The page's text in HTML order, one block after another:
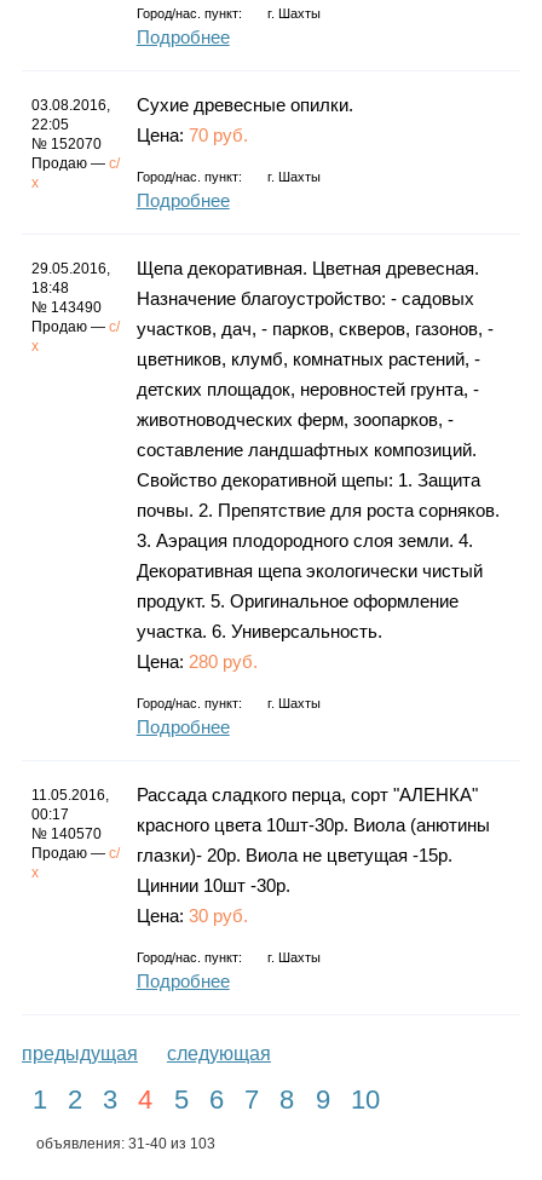
Город/нас. пункт: г. Шахты
Подробнее
03.08.2016,
22:05
№ 152070
Продаю —с/
х
Сухие древесные опилки.
Цена: 70 руб.
Город/нас. пункт: г. Шахты
Подробнее
29.05.2016,
18:48
№ 143490
Продаю —с/
х
Щепа декоративная. Цветная древесная.
Назначение благоустройство: - садовых
участков, дач, - парков, скверов, газонов, -
цветников, клумб, комнатных растений, -
детских площадок, неровностей грунта, -
животноводческих ферм, зоопарков, -
составление ландшафтных композиций.
Свойство декоративной щепы: 1. Защита
почвы. 2. Препятствие для роста сорняков.
3. Аэрация плодородного слоя земли. 4.
Декоративная щепа экологически чистый
продукт. 5. Оригинальное оформление
участка. 6. Универсальность.
Цена: 280 руб.
Город/нас. пункт: г. Шахты
Подробнее
11.05.2016,
00:17
№ 140570
Продаю —с/
х
Рассада сладкого перца, сорт "АЛЕНКА"
красного цвета 10шт-30р. Виола (анютины
глазки)- 20р. Виола не цветущая -15р.
Циннии 10шт -30р.
Цена: 30 руб.
Город/нас. пункт: г. Шахты
Подробнее
предыдущая следующая
1 2 3 4 5 6 7 8 9 10
объявления: 31-40 из 103